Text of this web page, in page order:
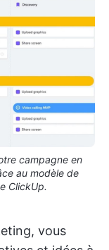
campagne en
au modèle de
ClickUp.
vous